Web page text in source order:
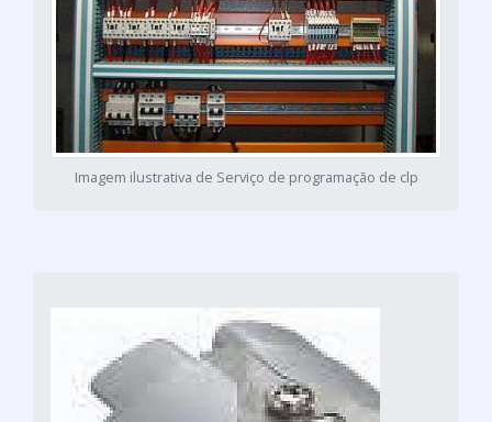
Imagem ilustrativa de Serviço de programação de clp